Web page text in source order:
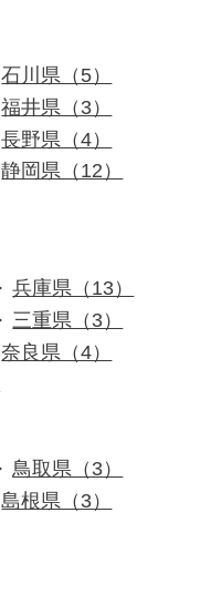
石川県（5）
福井県（3）
長野県（4）
静岡県（12）
兵庫県（13）
三重県（3）
奈良県（4）
鳥取県（3）
島根県（3）